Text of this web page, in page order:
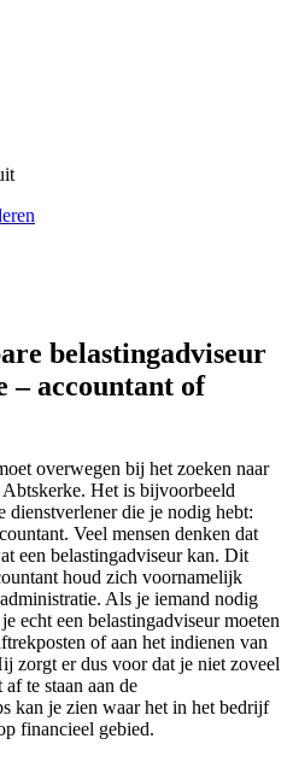
belastingadviseur
– accountant of
overwegen bij het zoeken naar
Het is bijvoorbeeld
dienstverlener die je nodig hebt:
Veel mensen denken dat
een belastingadviseur kan. Dit
houd zich voornamelijk
Als je iemand nodig
echt een belastingadviseur moeten
of aan het indienen van
zorgt er dus voor dat je niet zoveel
te staan aan de
kan je zien waar het in het bedrijf
financieel gebied.